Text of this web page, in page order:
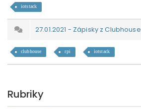
iotstack
27.01.2021 - Zápisky z Clubhouse
clubhouse rpi iotstack
Rubriky